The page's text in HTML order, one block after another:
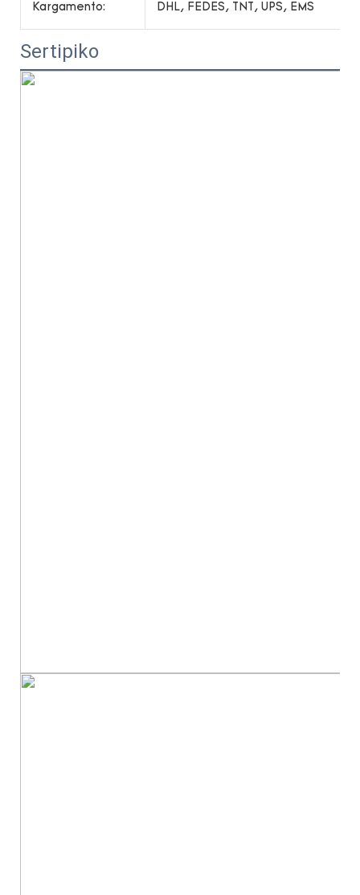
Kargamento: DHL, FEDES, TNT, UPS, EMS
Sertipiko